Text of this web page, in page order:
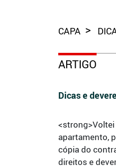
CAPA
ARTIGO
Dicas e
apartamento,
cópia do
direitos e